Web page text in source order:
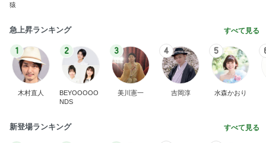
猿
急上昇ランキング すべて見る
1
木村直人
2
BEYOOOOO
NDS
3
美川憲一
4
吉岡淳
5
水森かおり
新登場ランキング すべて見る